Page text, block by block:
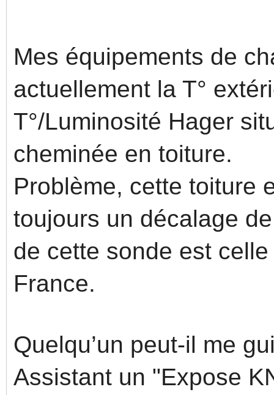
Mes équipements de
actuellement la T°
T°/Luminosité Hager
cheminée en toiture.
Problème, cette toiture
toujours un décalage
de cette sonde est
France.
Quelqu’un peut-il me
Assistant un "Expose